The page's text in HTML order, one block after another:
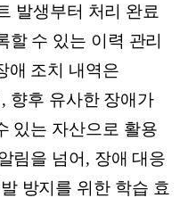
발생부터 처리 완료
할 수 있는 이력 관리
애 조치 내역은
향후 유사한 장애가
있는 자산으로 활용
림을 넘어, 장애 대응
방지를 위한 학습 효